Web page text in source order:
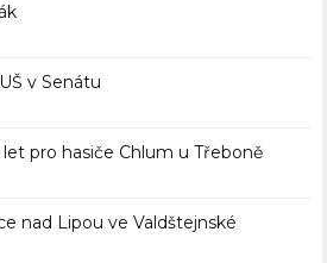
v Senátu
pro hasiče Chlum u Třeboně
nad Lipou ve Valdštejnské